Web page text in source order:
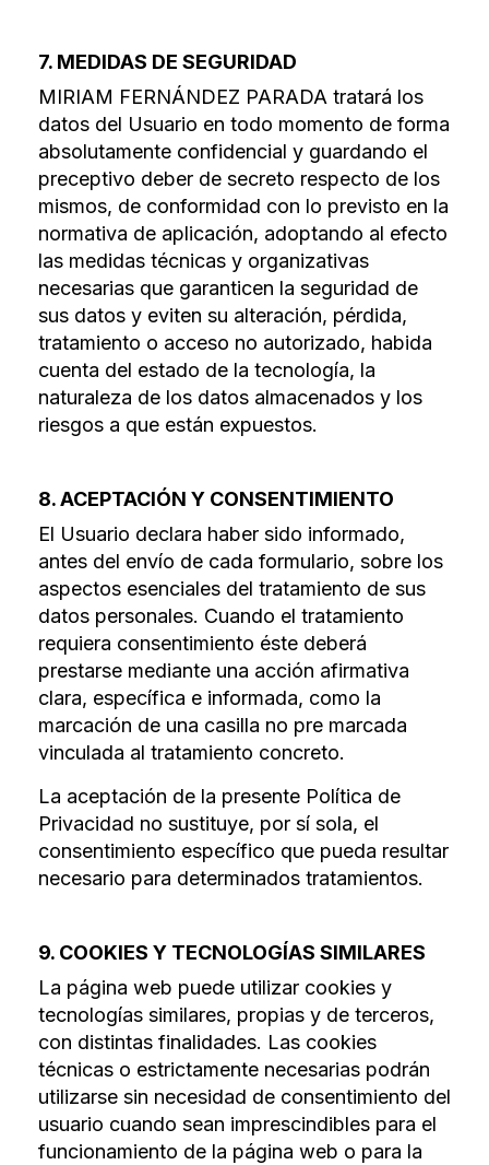
7. MEDIDAS DE SEGURIDAD
MIRIAM FERNÁNDEZ PARADA tratará los
datos del Usuario en todo momento de forma
absolutamente confidencial y guardando el
preceptivo deber de secreto respecto de los
mismos, de conformidad con lo previsto en la
normativa de aplicación, adoptando al efecto
las medidas técnicas y organizativas
necesarias que garanticen la seguridad de
sus datos y eviten su alteración, pérdida,
tratamiento o acceso no autorizado, habida
cuenta del estado de la tecnología, la
naturaleza de los datos almacenados y los
riesgos a que están expuestos.
8. ACEPTACIÓN Y CONSENTIMIENTO
El Usuario declara haber sido informado,
antes del envío de cada formulario, sobre los
aspectos esenciales del tratamiento de sus
datos personales. Cuando el tratamiento
requiera consentimiento éste deberá
prestarse mediante una acción afirmativa
clara, específica e informada, como la
marcación de una casilla no pre marcada
vinculada al tratamiento concreto.
La aceptación de la presente Política de
Privacidad no sustituye, por sí sola, el
consentimiento específico que pueda resultar
necesario para determinados tratamientos.
9. COOKIES Y TECNOLOGÍAS SIMILARES
La página web puede utilizar cookies y
tecnologías similares, propias y de terceros,
con distintas finalidades. Las cookies
técnicas o estrictamente necesarias podrán
utilizarse sin necesidad de consentimiento del
usuario cuando sean imprescindibles para el
funcionamiento de la página web o para la